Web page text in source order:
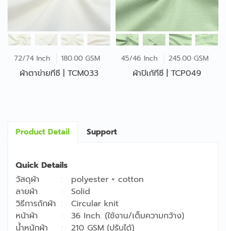
72/74 Inch 180.00 GSM
ผ้าตาข่ายทีซี | TCM033
45/46 Inch 245.00 GSM
ผ้าปิเก้ทีซี | TCP049
Product Detail Support
Quick Details
วัสดุผ้า
polyester + cotton
ลายผ้า
Solid
วิธีการถักผ้า
Circular knit
หน้าผ้า
36 Inch. (ใช้งาน/เต็มความกว้าง)
น้ำหนักผ้า
210 GSM (ปรับได้)